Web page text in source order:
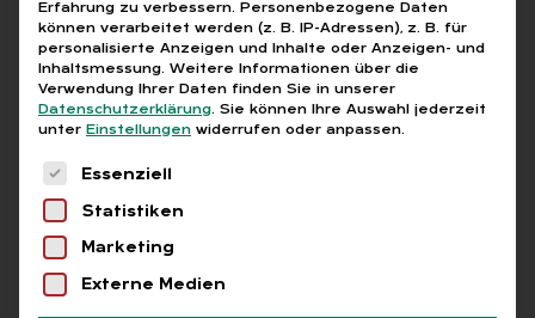
Breadcrumb-Navigation
STARTSEITE ARBEITSVERHÄLTNIS
Alle Bei­trä­ge mit dem
Schlag­wort „Ar­beits­ver­
hält­nis“
Erfahrung zu verbessern. Personenbezogene Daten
können verarbeitet werden (z. B. IP-Adressen), z. B. für
personalisierte Anzeigen und Inhalte oder Anzeigen- und
Inhaltsmessung. Weitere Informationen über die
Verwendung Ihrer Daten finden Sie in unserer
Datenschutzerklärung. Sie können Ihre Auswahl jederzeit
unter Einstellungen widerrufen oder anpassen.
Es folgt eine Liste der Service-Gruppen, für
Essenziell
Statistiken
Marketing
Externe Medien